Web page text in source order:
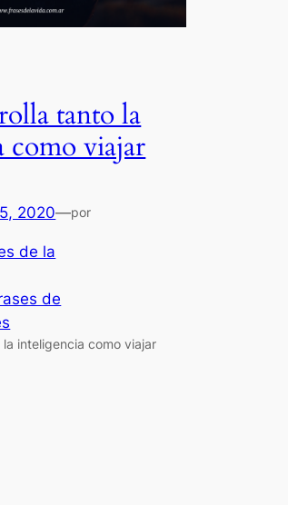
tanto la
como viajar
2020—por
de la
de
inteligencia como viajar